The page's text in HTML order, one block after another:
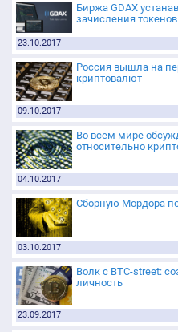
Биржа GDAX
зачисления
23.10.2017
Россия вышла на
криптовалют
09.10.2017
Во всем мире
относительно
04.10.2017
Сборную Мордора
03.10.2017
Волк с BTC-street:
личность
23.09.2017